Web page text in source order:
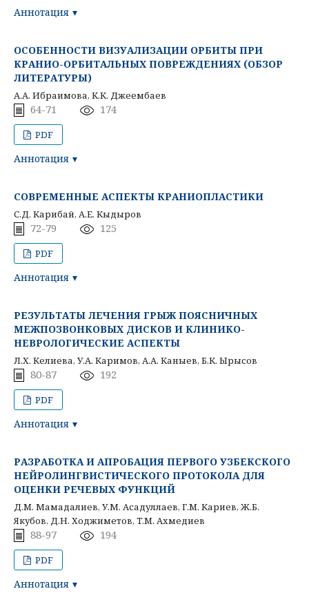
Аннотация
ОСОБЕННОСТИ ВИЗУАЛИЗАЦИИ ОРБИТЫ ПРИ
КРАНИО-ОРБИТАЛЬНЫХ ПОВРЕЖДЕНИЯХ (ОБЗОР
ЛИТЕРАТУРЫ)
А.А. Ибраимова, К.К. Джеембаев
64-71 174
PDF
Аннотация
СОВРЕМЕННЫЕ АСПЕКТЫ КРАНИОПЛАСТИКИ
С.Д. Карибай, А.Е. Кыдыров
72-79 125
PDF
Аннотация
РЕЗУЛЬТАТЫ ЛЕЧЕНИЯ ГРЫЖ ПОЯСНИЧНЫХ
МЕЖПОЗВОНКОВЫХ ДИСКОВ И КЛИНИКО-
НЕВРОЛОГИЧЕСКИЕ АСПЕКТЫ
Л.Х. Келиева, У.А. Каримов, А.А. Каныев, Б.К. Ырысов
80-87 192
PDF
Аннотация
РАЗРАБОТКА И АПРОБАЦИЯ ПЕРВОГО УЗБЕКСКОГО
НЕЙРОЛИНГВИСТИЧЕСКОГО ПРОТОКОЛА ДЛЯ
ОЦЕНКИ РЕЧЕВЫХ ФУНКЦИЙ
Д.M. Мамадалиев, У.М. Асадуллаев, Г.M. Кариев, Ж.Б.
Якубов, Д.Н. Ходжиметов, T.M. Ахмедиев
88-97 194
PDF
Аннотация